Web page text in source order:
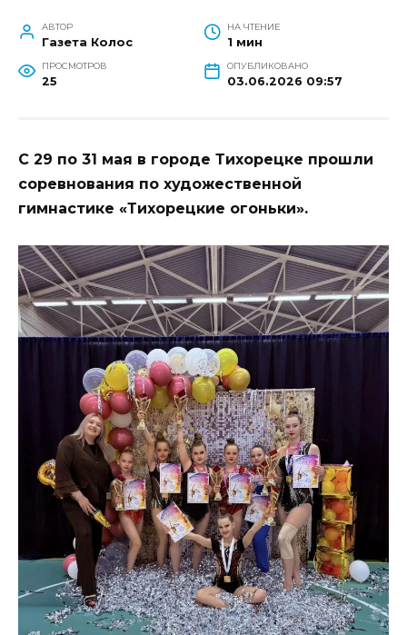
АВТОР
Газета Колос
НА ЧТЕНИЕ
1 мин
ПРОСМОТРОВ
25
ОПУБЛИКОВАНО
03.06.2026 09:57
С 29 по 31 мая в городе Тихорецке прошли
соревнования по художественной
гимнастике «Тихорецкие огоньки».